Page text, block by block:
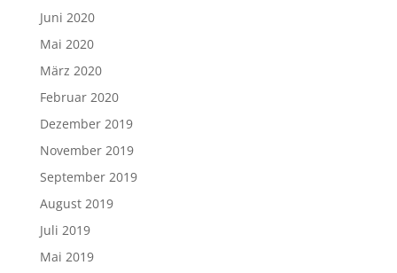
Juni 2020
Mai 2020
März 2020
Februar 2020
Dezember 2019
November 2019
September 2019
August 2019
Juli 2019
Mai 2019